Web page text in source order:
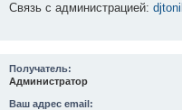
Связь с администрацией:
Получатель:
Администратор
Ваш адрес email: